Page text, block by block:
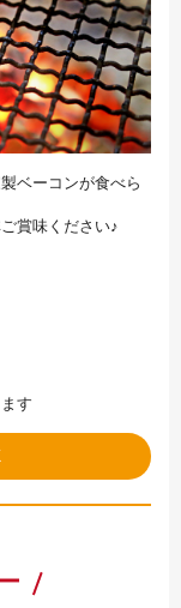
ベーコンが食べら
賞味ください♪
す